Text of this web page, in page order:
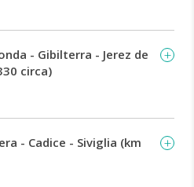
- Gibilterra - Jerez de
circa)
- Cadice - Siviglia (km